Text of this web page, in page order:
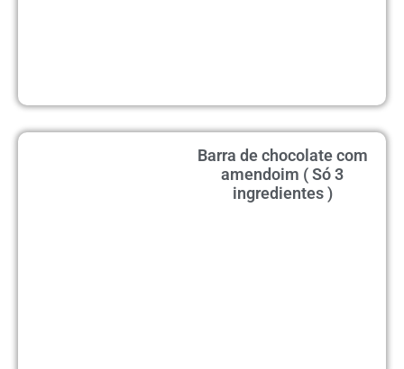
Barra de chocolate com
amendoim ( Só 3
ingredientes )